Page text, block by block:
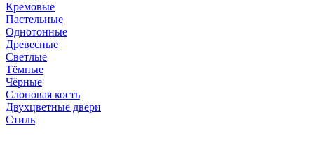
Кремовые
Пастельные
Однотонные
Древесные
Светлые
Тёмные
Чёрные
Слоновая кость
Двухцветные двери
Стиль